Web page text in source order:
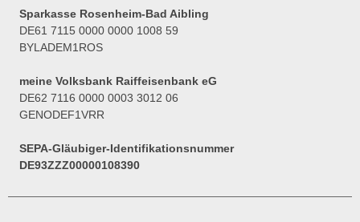
Sparkasse Rosenheim-Bad Aibling
DE61 7115 0000 0000 1008 59
BYLADEM1ROS
meine Volksbank Raiffeisenbank eG
DE62 7116 0000 0003 3012 06
GENODEF1VRR
SEPA-Gläubiger-Identifikationsnummer
DE93ZZZ00000108390